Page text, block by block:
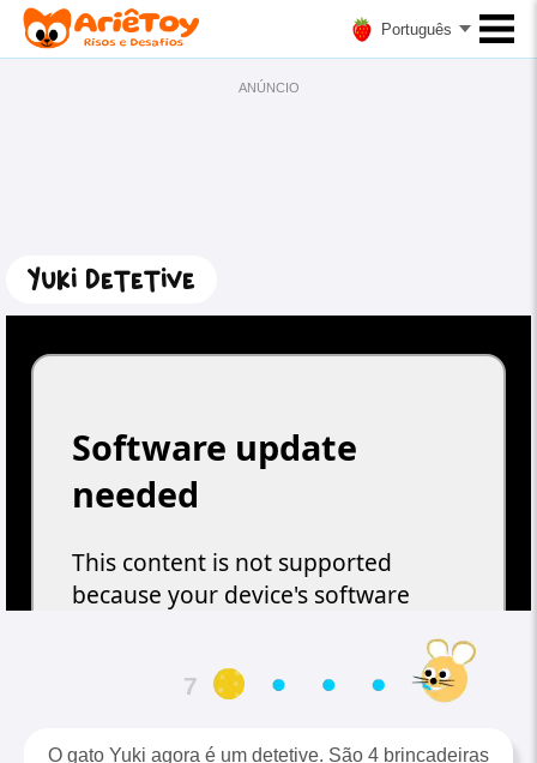
Português
ANÚNCIO
Yuki Detetive
6
O gato Yuki agora é um detetive. São 4 brincadeiras